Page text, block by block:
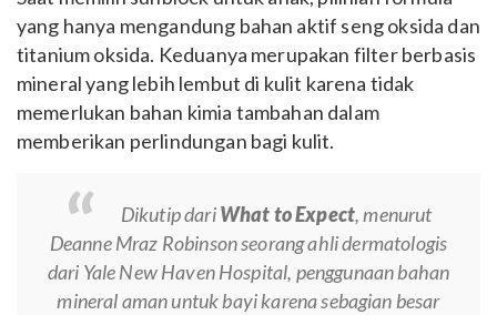
yang hanya mengandung bahan aktif seng oksida dan
titanium oksida. Keduanya merupakan filter berbasis
mineral yang lebih lembut di kulit karena tidak
memerlukan bahan kimia tambahan dalam
memberikan perlindungan bagi kulit.
Dikutip dariWhat to Expect, menurut
Deanne Mraz Robinson seorang ahli dermatologis
dari Yale New Haven Hospital, penggunaan bahan
mineral aman untuk bayi karena sebagian besar